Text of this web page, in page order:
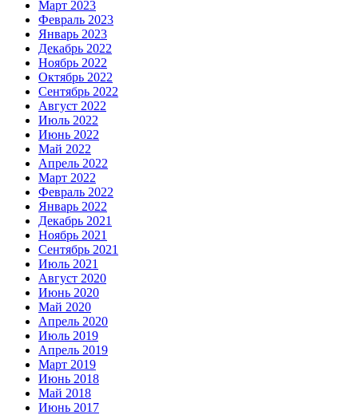
Март 2023
Февраль 2023
Январь 2023
Декабрь 2022
Ноябрь 2022
Октябрь 2022
Сентябрь 2022
Август 2022
Июль 2022
Июнь 2022
Май 2022
Апрель 2022
Март 2022
Февраль 2022
Январь 2022
Декабрь 2021
Ноябрь 2021
Сентябрь 2021
Июль 2021
Август 2020
Июнь 2020
Май 2020
Апрель 2020
Июль 2019
Апрель 2019
Март 2019
Июнь 2018
Май 2018
Июнь 2017